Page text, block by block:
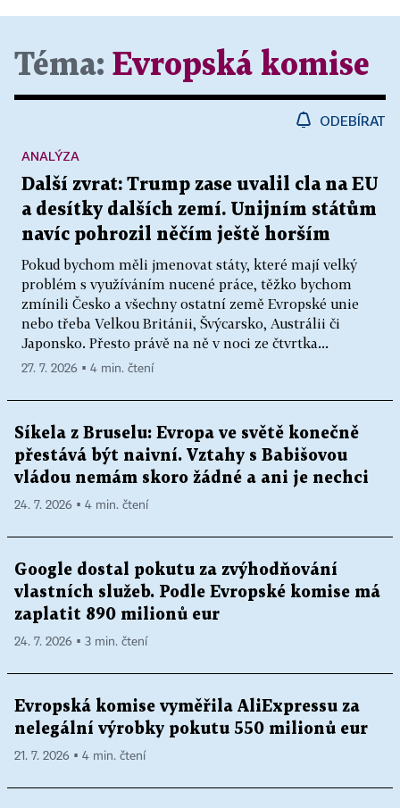
Téma: Evropská komise
ODEBÍRAT
Další zvrat: Trump zase uvalil cla na EU
a desítky dalších zemí. Unijním státům
navíc pohrozil něčím ještě horším
Pokud bychom měli jmenovat státy, které mají velký
problém s využíváním nucené práce, těžko bychom
zmínili Česko a všechny ostatní země Evropské unie
nebo třeba Velkou Británii, Švýcarsko, Austrálii či
Japonsko. Přesto právě na ně v noci ze čtvrtka...
ANALÝZA
27. 7. 2026 ▪ 4 min. čtení
Síkela z Bruselu: Evropa ve světě konečně
přestává být naivní. Vztahy s Babišovou
vládou nemám skoro žádné a ani je nechci
24. 7. 2026 ▪ 4 min. čtení
Google dostal pokutu za zvýhodňování
vlastních služeb. Podle Evropské komise má
zaplatit 890 milionů eur
24. 7. 2026 ▪ 3 min. čtení
Evropská komise vyměřila AliExpressu za
nelegální výrobky pokutu 550 milionů eur
21. 7. 2026 ▪ 4 min. čtení